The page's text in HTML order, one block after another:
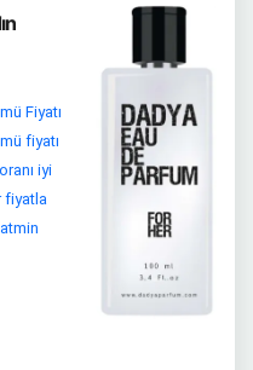
Fiyatı
fiyatı
iyi
fiyatla